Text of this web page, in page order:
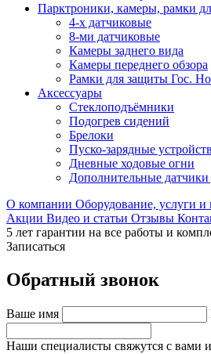
Парктроники, камеры, рамки
4-х датчиковые
8-ми датчиковые
Камеры заднего вида
Камеры переднего обзора
Рамки для защиты Гос.
Аксессуары
Стеклоподъёмники
Подогрев сидений
Брелоки
Пуско-зарядные
Дневные ходовые огни
Дополнительные
О компании Оборудование, услуги
Акции Видео и статьи Отзывы
5 лет гарантии на все работы и
Записаться
Обратный звонок
Ваше имя
Наши специалисты свяжутся с вами